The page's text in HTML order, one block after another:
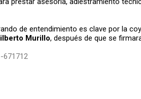
de entendimiento es clave por la
Murillo, después de que se
671712